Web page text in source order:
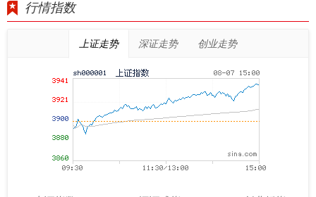
行情指数
上证走势 深证走势 创业走势